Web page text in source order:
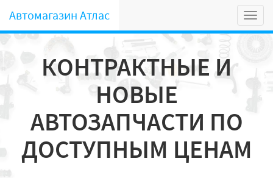
Автомагазин Атлас
КОНТРАКТНЫЕ И
НОВЫЕ
АВТОЗАПЧАСТИ ПО
ДОСТУПНЫМ ЦЕНАМ